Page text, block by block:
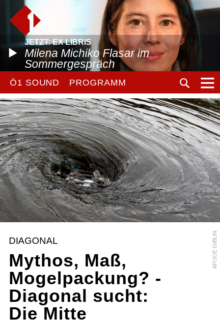
JETZT: EX LIBRIS
Milena Michiko Flasar im
Sommergespräch
Ö1 SOUND PROGRAMM
AP/JOE GIBLIN
DIAGONAL
Mythos, Maß,
Mogelpackung? -
Diagonal sucht:
Die Mitte